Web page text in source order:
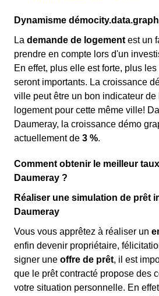
Dynamisme
La demande de logement est un
prendre en compte lors d'un
En effet, plus elle est forte, plus
seront importants. La croissance
ville peut être un bon indicateur
logement pour cette même ville!
Daumeray, la croissance démo
actuellement de 3 %.
Comment obtenir le meilleur
Daumeray ?
Réaliser une simulation de prêt
Daumeray
Vous vous apprêtez à réaliser un
enfin devenir propriétaire,
signer une offre de prêt, il est
que le prêt contracté propose des
votre situation personnelle. En